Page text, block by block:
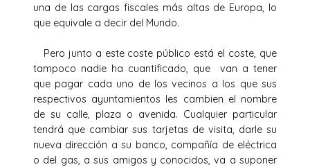
una de las cargas fiscales más altas de Europa, lo
que equivale a decir del Mundo.
Pero junto a este coste público está el coste, que
tampoco nadie ha cuantificado, que van a tener
que pagar cada uno de los vecinos a los que sus
respectivos ayuntamientos les cambien el nombre
de su calle, plaza o avenida. Cualquier particular
tendrá que cambiar sus tarjetas de visita, darle su
nueva dirección a su banco, compañía de eléctrica
o del gas, a sus amigos y conocidos, va a suponer